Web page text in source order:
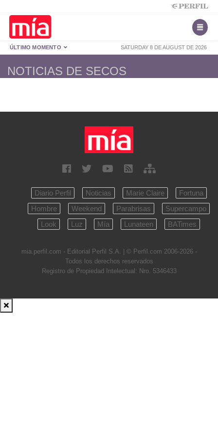
SATURDAY 8 DE AUGUST DE 2026
ÚLTIMO MOMENTO
NOTICIAS DE SECOS
Diario Perfil Noticias Marie Claire
Fortuna
Hombre
Weekend Parabrisas
Supercampo
Look
Luz Mía Lunateen BATimes
mia.perfil.com - Editorial Perfil S.A. | © Perfil.com 2006-2026 -
Todos los derechos reservados
Registro de Propiedad Intelectual: Nro. 5346433